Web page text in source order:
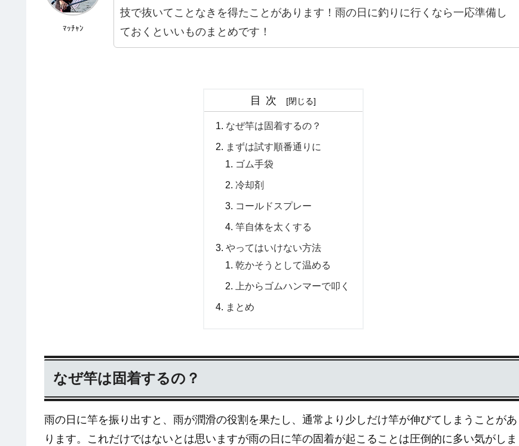
ﾏｯﾁｬﾝ
技で抜いてことなきを得たことがあります！雨の日に釣りに行くなら一応準備し
ておくといいものまとめです！
目次
なぜ竿は固着するの？
まずは試す順番通りに
ゴム手袋
冷却剤
コールドスプレー
竿自体を太くする
やってはいけない方法
乾かそうとして温める
上からゴムハンマーで叩く
まとめ
なぜ竿は固着するの？
雨の日に竿を振り出すと、雨が潤滑の役割を果たし、通常より少しだけ竿が伸びてしまうことがあ
ります。これだけではないとは思いますが雨の日に竿の固着が起こることは圧倒的に多い気がしま